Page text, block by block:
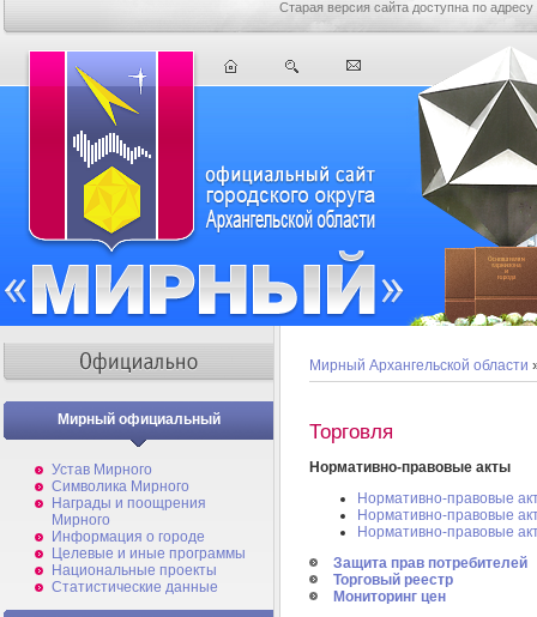
Старая версия сайта доступна по адресу
Мирный официальный
Устав Мирного
Символика Мирного
Награды и поощрения
Мирного
Информация о городе
Целевые и иные программы
Национальные проекты
Статистические данные
Мирный Архангельской области
Торговля
Нормативно-правовые акты
Нормативно-правовые
Нормативно-правовые
Нормативно-правовые
Защита прав потребителей
Торговый реестр
Мониторинг цен